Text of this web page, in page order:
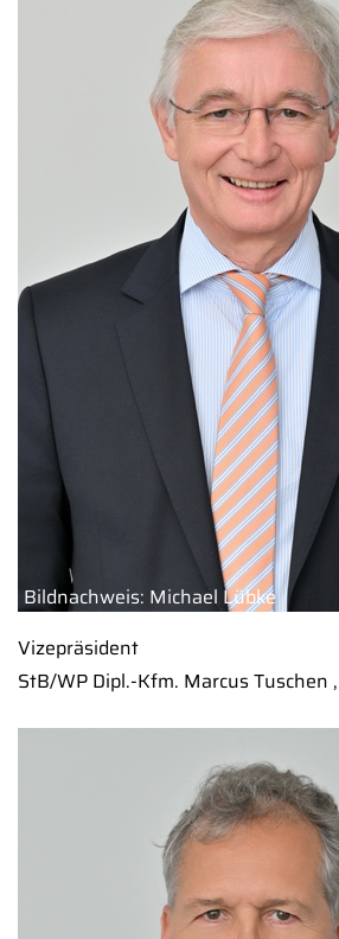
Bildnachweis: Michael Lübke
Vizepräsident
StB/WP Dipl.-Kfm. Marcus Tuschen